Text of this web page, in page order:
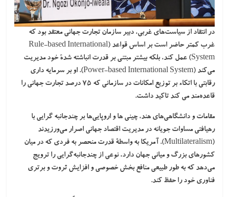
در انتقاد از سیاست‌های غربی، دبیر سازمان تجارت جهانی معتقد بود که
غرب کمتر حاضر است بر اساس قواعد (Rule-based International
System) عمل کند، بلکه بیشتر مبتنی بر قدرت انباشته شدۀ خود مدیریت
می‌کند (Power-based International System). او بر
سرمایه‌ داری
رقابتی
با اتکاء بر توزیع امکانات در سازمانی که ۷۵ درصد تجارت جهانی را
قاعده‌مند می کند تاکید داشت.
مقامات و دانشگاهی‌های هند، چینی ها و اروپایی‌ها بر چندجانبه‌ گرایی با
رهیافتی مساوات جویانه در مدیریت اقتصاد جهانی اصرار می‌ورزیدند
(Multilateralism). آمریکا به واسطۀ قدرت منحصر به فردی که در میان
کشورهای بزرگ و میانی جهان دارد، نوعی از چندجانبه‌گرایی را ترویج
می‌دهد که به طور طبیعی منافع بخش خصوصی و افزایش ثروت و برتری
فناوری خود را حفظ کند.